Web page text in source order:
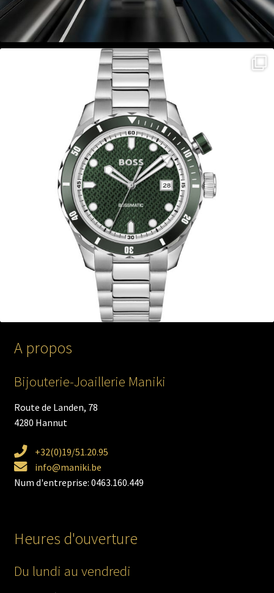
A propos
Bijouterie-Joaillerie Maniki
Route de Landen, 78
4280 Hannut
+32(0)19/51.20.95
info@maniki.be
Num d'entreprise: 0463.160.449
Heures d'ouverture
Du lundi au vendredi